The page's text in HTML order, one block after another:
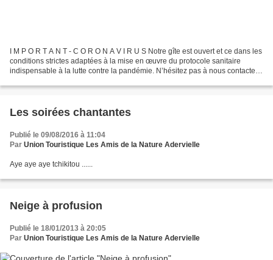
I M P O R T A N T - C O R O N A V I R U S Notre gîte est ouvert et ce dans les
conditions strictes adaptées à la mise en œuvre du protocole sanitaire
indispensable à la lutte contre la pandémie. N’hésitez pas à nous contacter
Les soirées chantantes
Publié le 09/08/2016 à 11:04
Par Union Touristique Les Amis de la Nature Adervielle
Aye aye aye tchikitou ......
Neige à profusion
Publié le 18/01/2013 à 20:05
Par Union Touristique Les Amis de la Nature Adervielle